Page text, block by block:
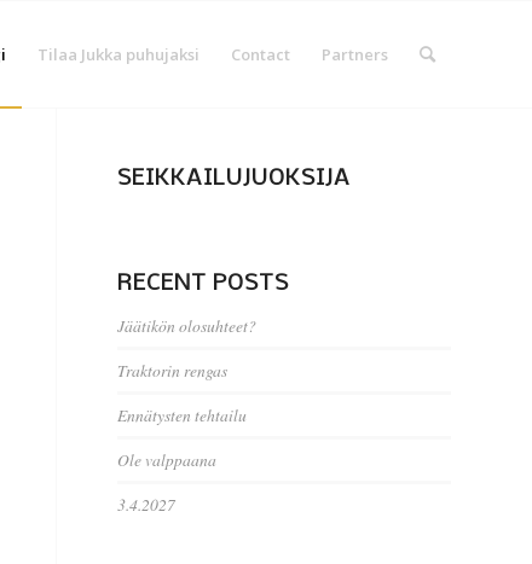
Tilaa Jukka puhujaksi Contact Partners
SEIKKAILUJUOKSIJA
RECENT POSTS
Jäätikön olosuhteet?
Traktorin rengas
Ennätysten tehtailu
Ole valppaana
3.4.2027